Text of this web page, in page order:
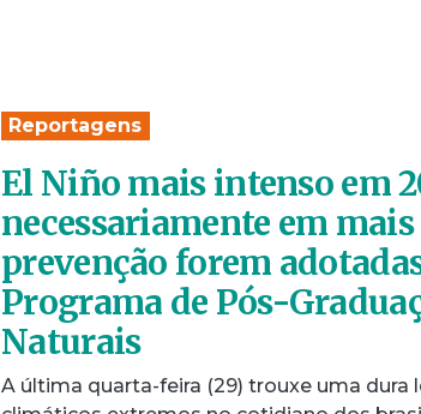
Reportagens
El Niño mais intenso em
necessariamente em
prevenção forem
Programa de Pós-
Naturais
A última quarta-feira (29) trouxe uma